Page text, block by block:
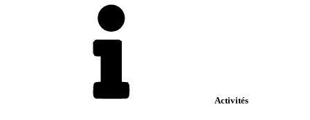
Activités